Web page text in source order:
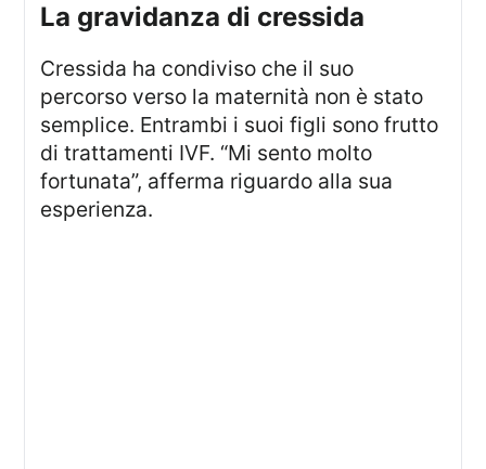
la gravidanza di cressida
Cressida ha condiviso che il suo
percorso verso la maternità non è stato
semplice. Entrambi i suoi figli sono frutto
di trattamenti IVF. “Mi sento molto
fortunata”, afferma riguardo alla sua
esperienza.